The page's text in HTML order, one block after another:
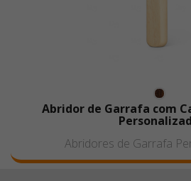
Abridor de Garrafa com
Abridores de Garrafa